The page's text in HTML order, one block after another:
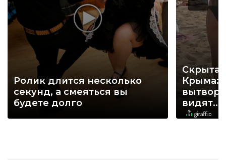
Ролик длится несколько
секунд, а смеяться вы
будете долго
Крыма:
видят...